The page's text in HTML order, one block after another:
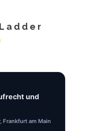
und
Frankfurt am Main